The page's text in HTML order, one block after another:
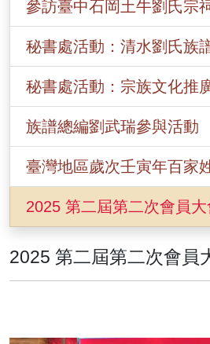
參訪臺中石岡土牛劉氏宗
秘書處活動：清水劉氏族
秘書處活動：宗族文化推
族譜總編劉武瑞參與活動
臺灣地區歲次壬寅年百家
2025 第二屆第二次會員大
2025 第二屆第二次會員